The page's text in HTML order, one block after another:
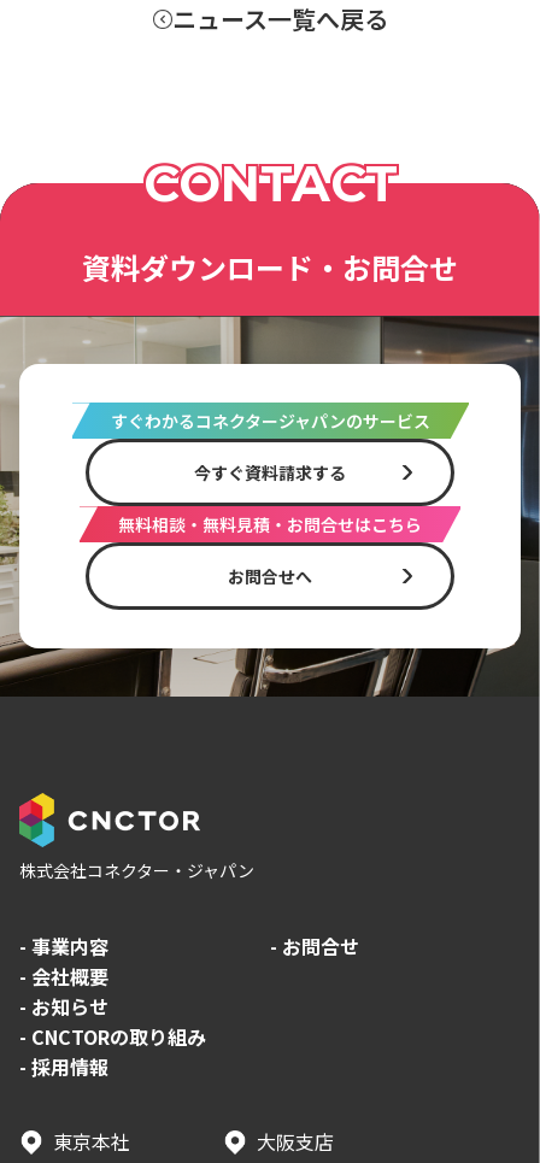
ニュース一覧へ戻る
CONTACT
資料ダウンロード・お問合せ
すぐわかるコネクタージャパンのサービス
今すぐ資料請求する
無料相談・無料見積・お問合せはこちら
お問合せへ
株式会社コネクター・ジャパン
東京本社 大阪支店
- 事業内容
- 会社概要
- お知らせ
- CNCTORの取り組み
- 採用情報
- お問合せ